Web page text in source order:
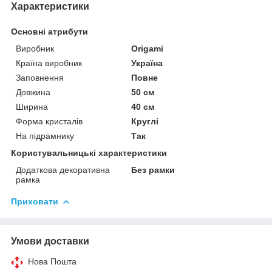
Характеристики
Основні атрибути
Виробник
Origami
Країна виробник
Україна
Заповнення
Повне
Довжина
50 см
Ширина
40 см
Форма кристалів
Круглі
На підрамнику
Так
Користувальницькі характеристики
Додаткова декоративна
рамка
Без рамки
Приховати
Умови доставки
Нова Пошта